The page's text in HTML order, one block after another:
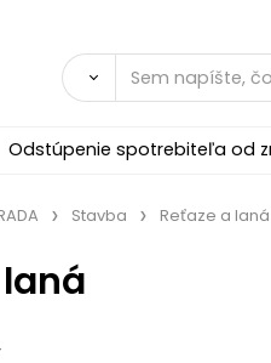
Odstúpenie spotrebiteľa od
Stavba Reťaze a laná